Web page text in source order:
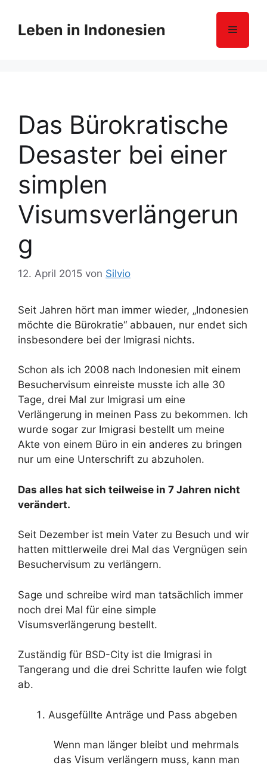
Leben in Indonesien Menü
Das Bürokratische
Desaster bei einer
simplen
Visumsverlängerun
g
12. April 2015 von Silvio
Seit Jahren hört man immer wieder, „Indonesien
möchte die Bürokratie“ abbauen, nur endet sich
insbesondere bei der Imigrasi nichts.
Schon als ich 2008 nach Indonesien mit einem
Besuchervisum einreiste musste ich alle 30
Tage, drei Mal zur Imigrasi um eine
Verlängerung in meinen Pass zu bekommen. Ich
wurde sogar zur Imigrasi bestellt um meine
Akte von einem Büro in ein anderes zu bringen
nur um eine Unterschrift zu abzuholen.
Das alles hat sich teilweise in 7 Jahren nicht
verändert.
Seit Dezember ist mein Vater zu Besuch und wir
hatten mittlerweile drei Mal das Vergnügen sein
Besuchervisum zu verlängern.
Sage und schreibe wird man tatsächlich immer
noch drei Mal für eine simple
Visumsverlängerung bestellt.
Zuständig für BSD-City ist die Imigrasi in
Tangerang und die drei Schritte laufen wie folgt
ab.
Ausgefüllte Anträge und Pass abgeben
Wenn man länger bleibt und mehrmals
das Visum verlängern muss, kann man